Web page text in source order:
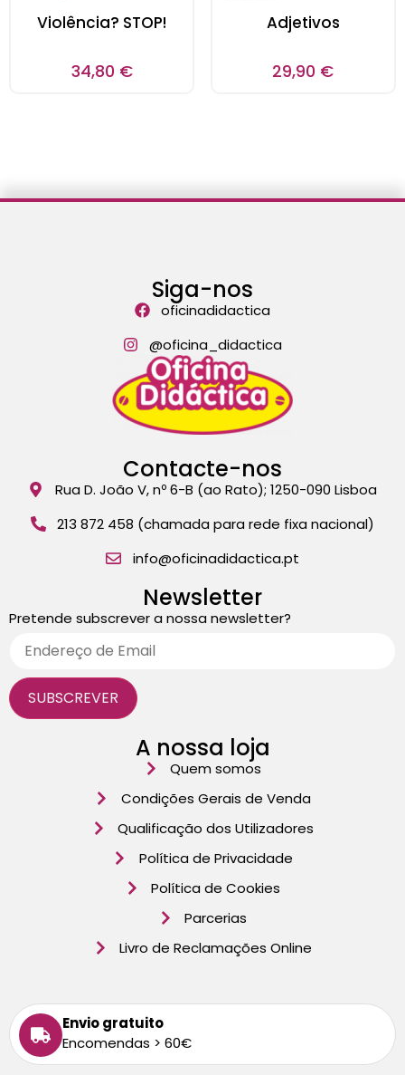
Violência? STOP!
34,80 €
Adjetivos
29,90 €
Siga-nos
oficinadidactica
@oficina_didactica
Contacte-nos
Rua D. João V, nº 6-B (ao Rato); 1250-090 Lisboa
213 872 458 (chamada para rede fixa nacional)
info@oficinadidactica.pt
Newsletter
Pretende subscrever a nossa newsletter?
A nossa loja
Quem somos
Condições Gerais de Venda
Qualificação dos Utilizadores
Política de Privacidade
Política de Cookies
Parcerias
Livro de Reclamações Online
Envio gratuito
Encomendas > 60€